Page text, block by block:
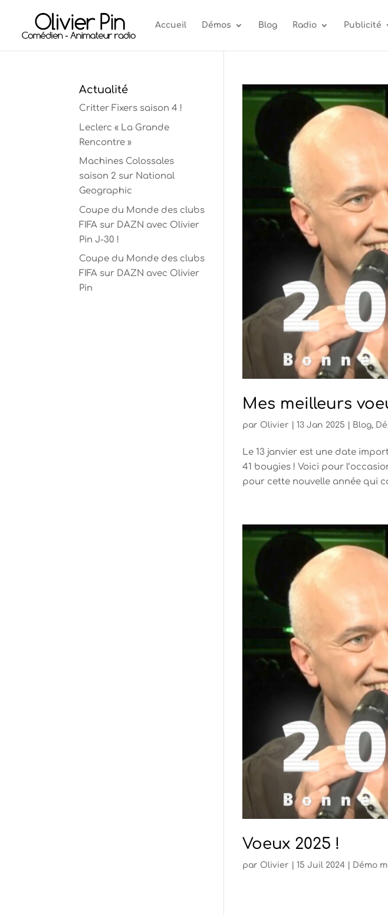
Accueil Démos Blog Radio Publicité
Mes meilleurs
par Olivier |13 Jan 2025 Blog,
Le 13 janvier est une date
41 bougies ! Voici pour
pour cette nouvelle année qui
Voeux 2025 !
par Olivier |15 Juil 2024 Démo
Actualité
Critter Fixers saison 4 !
Leclerc « La Grande
Rencontre »
Machines Colossales
saison 2 sur National
Geographic
Coupe du Monde des clubs
FIFA sur DAZN avec Olivier
Pin J-30 !
Coupe du Monde des clubs
FIFA sur DAZN avec Olivier
Pin